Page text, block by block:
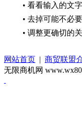
• 看看输入的文
• 去掉可能不必
• 调整更确切的
网站首页 | 商贸联盟
无限商机网